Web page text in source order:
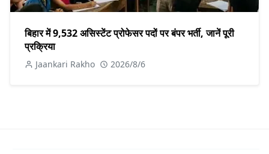
बिहार में 9,532 असिस्टेंट प्रोफेसर पदों पर बंपर भर्ती, जानें पूरी
प्रक्रिया
Jaankari Rakho 2026/8/6